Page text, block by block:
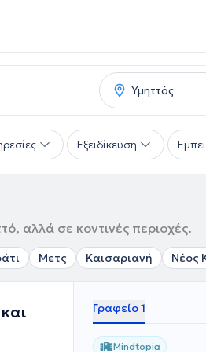
Εξειδίκευση
αλλά σε κοντινές περιοχές.
Μετς Καισαριανή Νέος
Γραφείο 1
Mindtopia